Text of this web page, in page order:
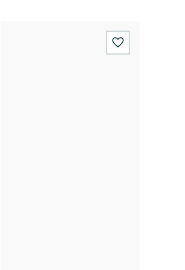
wishlist.add